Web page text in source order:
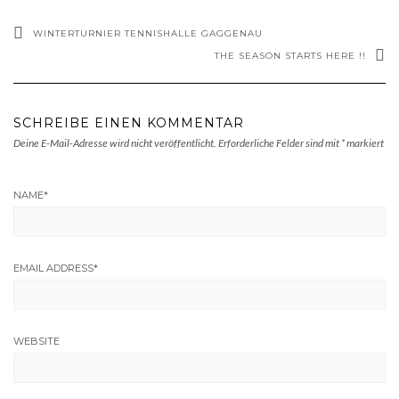
WINTERTURNIER TENNISHALLE GAGGENAU
THE SEASON STARTS HERE !!
SCHREIBE EINEN KOMMENTAR
Deine E-Mail-Adresse wird nicht veröffentlicht. Erforderliche Felder sind mit *markiert
NAME*
EMAIL ADDRESS*
WEBSITE